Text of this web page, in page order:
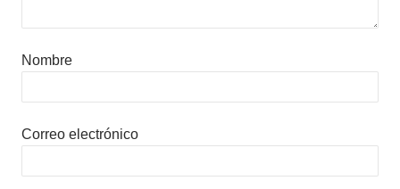
Nombre
Correo electrónico